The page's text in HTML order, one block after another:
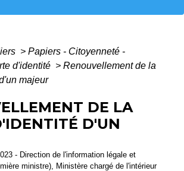
> Papiers - Citoyenneté -
d'identité > Renouvellement de la
majeur
DE LA
D'UN
- Direction de l'information légale et
ministre), Ministère chargé de l'intérieur